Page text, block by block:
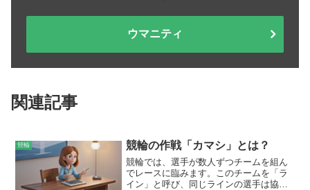
ウマニティ
関連記事
競輪 競輪の作戦「カマシ」とは？
競輪では、選手が数人ずつチームを組ん
でレースに臨みます。このチームを「ラ
イン」と呼び、同じラインの選手は協力